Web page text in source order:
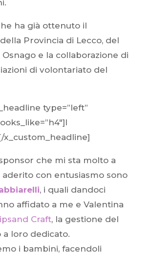
ha già ottenuto il
Provincia di Lecco, del
e la collaborazione di
di volontariato del
type=”left”
x_custom_headline]
che mi sta molto a
aderito con entusiasmo sono
, i quali dandoci
affidato a me e Valentina
Craft, la gestione del
a loro dedicato.
i bambini, facendoli